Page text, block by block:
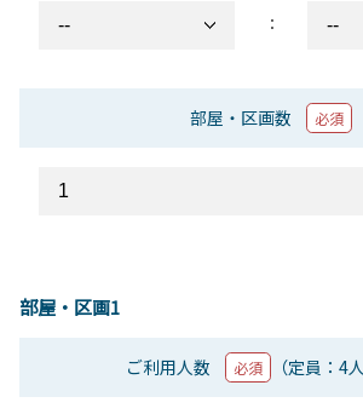
：
部屋・区画数 必須
部屋・区画1
ご利用人数 必須 （定員：4